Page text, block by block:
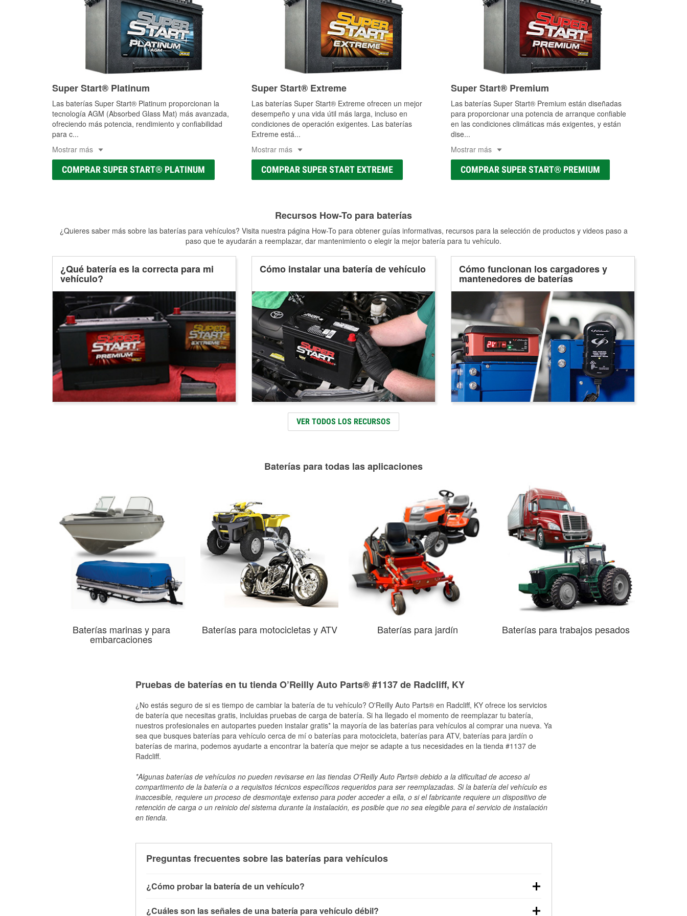
Super Start® Platinum
Las baterías Super Start® Platinum proporcionan la
tecnología AGM (Absorbed Glass Mat) más avanzada,
ofreciendo más potencia, rendimiento y confiabilidad
para c...
Mostrar más
COMPRAR SUPER START® PLATINUM
Super Start® Extreme
Las baterías Super Start® Extreme ofrecen un mejor
desempeño y una vida útil más larga, incluso en
condiciones de operación exigentes. Las baterías
Extreme está...
Mostrar más
COMPRAR SUPER START EXTREME
Super Start® Premium
Las baterías Super Start® Premium están diseñadas
para proporcionar una potencia de arranque confiable
en las condiciones climáticas más exigentes, y están
dise...
Mostrar más
COMPRAR SUPER START® PREMIUM
Recursos How-To para baterías
¿Quieres saber más sobre las baterías para vehículos? Visita nuestra página How-To para obtener guías informativas, recursos para la selección de productos y videos paso a
paso que te ayudarán a reemplazar, dar mantenimiento o elegir la mejor batería para tu vehículo.
¿Qué batería es la correcta para mi
vehículo?
Cómo instalar una batería de vehículo Cómo funcionan los cargadores y
mantenedores de baterías
VER TODOS LOS RECURSOS
Baterías para todas las aplicaciones
Baterías marinas y para
embarcaciones
Baterías para motocicletas y ATV Baterías para jardín Baterías para trabajos pesados
Pruebas de baterías en tu tienda O’Reilly Auto Parts® #1137 de Radcliff, KY
¿No estás seguro de si es tiempo de cambiar la batería de tu vehículo? O'Reilly Auto Parts® en Radcliff, KY ofrece los servicios
de batería que necesitas gratis, incluidas pruebas de carga de batería. Si ha llegado el momento de reemplazar tu batería,
nuestros profesionales en autopartes pueden instalar gratis* la mayoría de las baterías para vehículos al comprar una nueva. Ya
sea que busques baterías para vehículo cerca de mí o baterías para motocicleta, baterías para ATV, baterías para jardín o
baterías de marina, podemos ayudarte a encontrar la batería que mejor se adapte a tus necesidades en la tienda #1137 de
Radcliff.
*Algunas baterías de vehículos no pueden revisarse en las tiendas O'Reilly Auto Parts® debido a la dificultad de acceso al
compartimento de la batería o a requisitos técnicos específicos requeridos para ser reemplazadas. Si la batería del vehículo es
inaccesible, requiere un proceso de desmontaje extenso para poder acceder a ella, o si el fabricante requiere un dispositivo de
retención de carga o un reinicio del sistema durante la instalación, es posible que no sea elegible para el servicio de instalación
en tienda.
Preguntas frecuentes sobre las baterías para vehículos
¿Cómo probar la batería de un vehículo?
¿Cuáles son las señales de una batería para vehículo débil?